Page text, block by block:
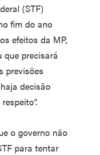
(STF)
fim do ano
efeitos da MP,
que precisará
previsões
decisão
o governo não
para tentar